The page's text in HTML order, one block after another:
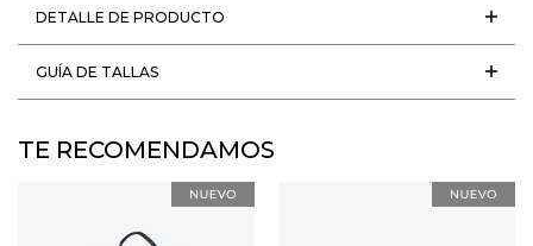
DETALLE DE PRODUCTO
GUÍA DE TALLAS
TE RECOMENDAMOS